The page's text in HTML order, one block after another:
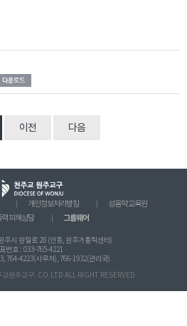
이전 다음
개인정보처리방침
성음악 교육원
력 피해상담
그룹웨어
주시 원일로 28 (인동, 원주가톨릭센터)
번호 : 033-765-4221
764-4223(사무처), 766-1932(관리국)
원주교구. CO.LTD ALL RIGHT RESERVED.